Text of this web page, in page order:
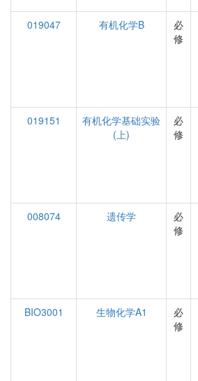
019047
有机化学B
必
修
019151
有机化学基础实验
(上)
必
修
008074
遗传学
必
修
BIO3001
生物化学A1
必
修